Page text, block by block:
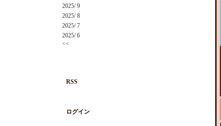
2025/ 9
2025/ 8
2025/ 7
2025/ 6
<<
RSS
ログイン